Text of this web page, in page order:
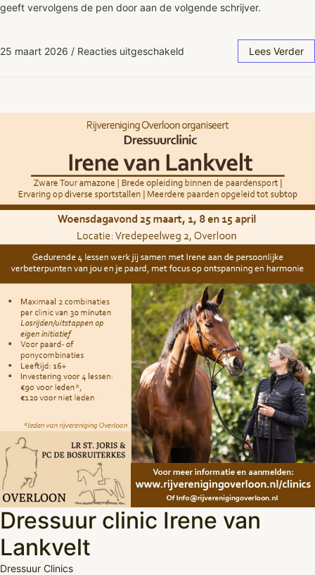
geeft vervolgens de pen door aan de volgende schrijver.
25 maart 2026 / Reacties uitgeschakeld Lees Verder
Dressuur clinic Irene van
Lankvelt
Dressuur Clinics